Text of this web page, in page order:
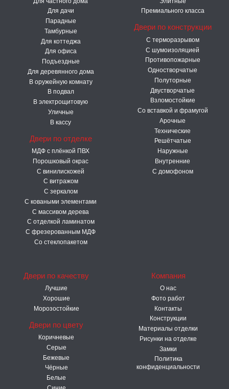
Для дачи
Парадные
Тамбурные
Для коттеджа
Для офиса
Подъездные
Для деревянного дома
В оружейную комнату
В подвал
В электрощитовую
Уличные
В кассу
Двери по отделке
МДФ с плёнкой ПВХ
Порошковый окрас
С винилискожей
С витражом
С зеркалом
С коваными элементами
С массивом дерева
С отделкой ламинатом
С фрезерованным МДФ
Со стеклопакетом
Премиального класса
Двери по конструкции
C терморазрывом
С шумоизоляцией
Противопожарные
Одностворчатые
Полуторные
Двустворчатые
Взломостойкие
Со вставкой и фрамугой
Арочные
Технические
Решётчатые
Наружные
Внутренние
С домофоном
Двери по качеству
Лучшие
Хорошие
Морозостойкие
Двери по цвету
Коричневые
Серые
Бежевые
Чёрные
Белые
Компания
О нас
Фото работ
Контакты
Конструкции
Материалы отделки
Рисунки на отделке
Замки
Политика
конфиденциальности